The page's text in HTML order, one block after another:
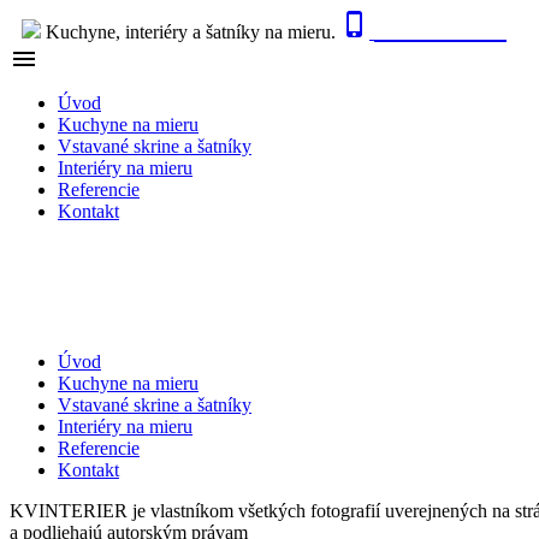
Kuchyne, interiéry a šatníky na mieru. 

Úvod
Kuchyne na mieru
Vstavané skrine a šatníky
Interiéry na mieru
Referencie
Kontakt
Úvod
Kuchyne na mieru
Vstavané skrine a šatníky
Interiéry na mieru
Referencie
Kontakt
KVINTERIER je vlastníkom všetkých fotografií uverejnených na
a podliehajú autorským právam